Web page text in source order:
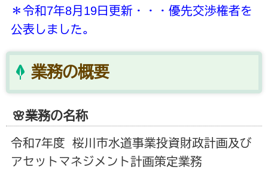
＊令和7年8月19日更新・・・優先交渉権者を
公表しました。
業務の概要
🌸業務の名称
令和7年度 桜川市水道事業投資財政計画及び
アセットマネジメント計画策定業務